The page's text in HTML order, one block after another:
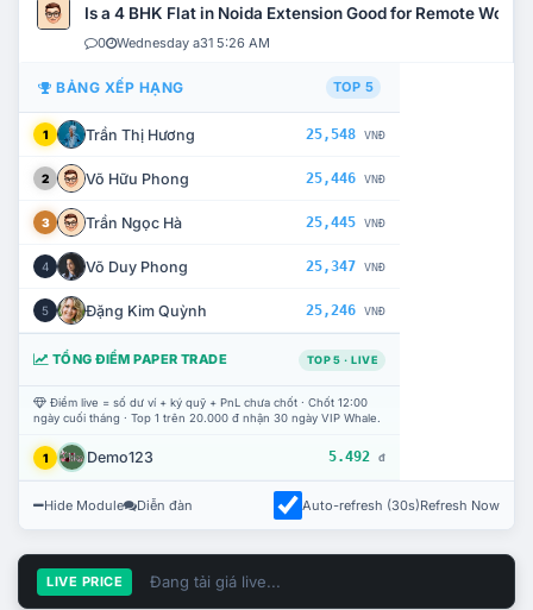
Is a 4 BHK Flat in Noida Extension Good for Remote Work?
0 Wednesday a31 5:26 AM
BẢNG XẾP HẠNG TOP 5
1 Trần Thị Hương 25,548 VNĐ
2 Võ Hữu Phong 25,446 VNĐ
3 Trần Ngọc Hà 25,445 VNĐ
4 Võ Duy Phong 25,347 VNĐ
5 Đặng Kim Quỳnh 25,246 VNĐ
TỔNG ĐIỂM PAPER TRADE TOP 5 · LIVE
Điểm live = số dư ví + ký quỹ + PnL chưa chốt · Chốt 12:00
ngày cuối tháng · Top 1 trên 20.000 đ nhận 30 ngày VIP Whale.
1 Demo123 5.492 đ
Hide Module Diễn đàn Auto-refresh (30s)Refresh Now
LIVE PRICE Đang tải giá live...